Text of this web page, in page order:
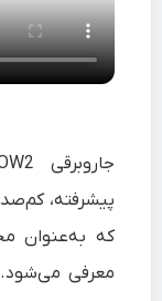
که به‌عنوان
معرفی می‌شود.